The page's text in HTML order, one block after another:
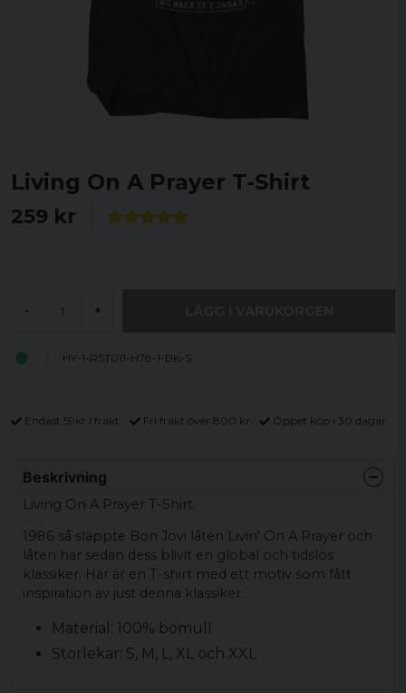
Living On A Prayer T-Shirt
259 kr
- +
HY-1-RST011-H78-1-BK-S
Endast 59kr i frakt Fri frakt över 800 kr Öppet köp i 30 dagar
Beskrivning
Living On A Prayer T-Shirt.
1986 så släppte Bon Jovi låten Livin' On A Prayer och
låten har sedan dess blivit en global och tidslös
klassiker. Här är en T-shirt med ett motiv som fått
inspiration av just denna klassiker.
Material: 100% bomull
Storlekar: S, M, L, XL och XXL